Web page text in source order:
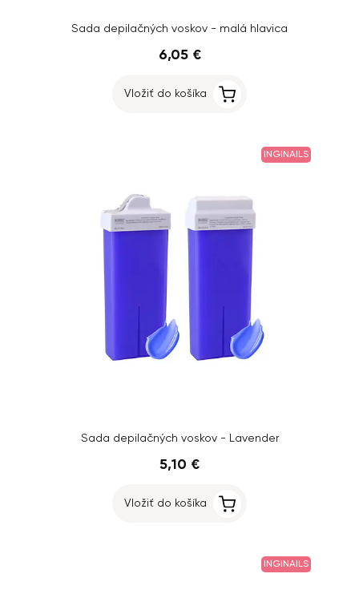
Sada depilačných voskov - malá hlavica
6,05 €
Vložiť do košíka
INGINAILS
Sada depilačných voskov - Lavender
5,10 €
Vložiť do košíka
INGINAILS